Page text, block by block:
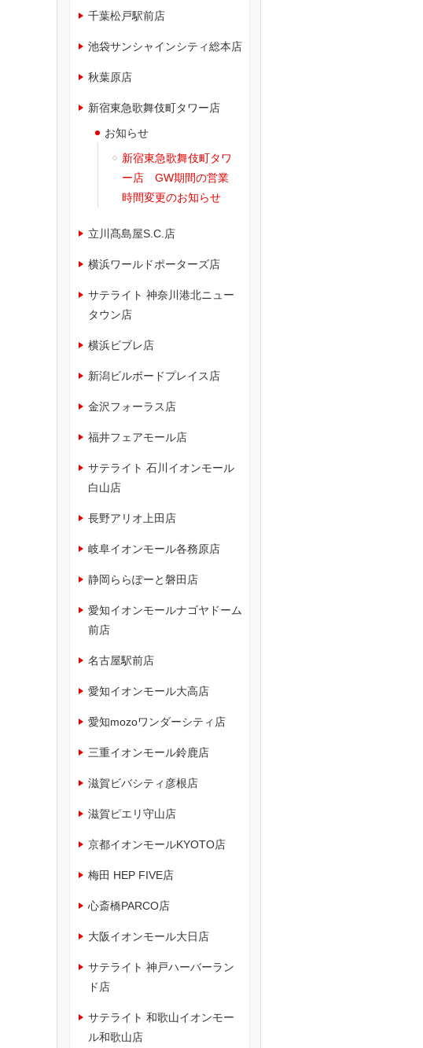
千葉松戸駅前店
池袋サンシャインシティ総本店
秋葉原店
新宿東急歌舞伎町タワー店
お知らせ
新宿東急歌舞伎町タワ
ー店 GW期間の営業
時間変更のお知らせ
立川髙島屋S.C.店
横浜ワールドポーターズ店
サテライト 神奈川港北ニュー
タウン店
横浜ビブレ店
新潟ビルボードプレイス店
金沢フォーラス店
福井フェアモール店
サテライト 石川イオンモール
白山店
長野アリオ上田店
岐阜イオンモール各務原店
静岡ららぽーと磐田店
愛知イオンモールナゴヤドーム
前店
名古屋駅前店
愛知イオンモール大高店
愛知mozoワンダーシティ店
三重イオンモール鈴鹿店
滋賀ビバシティ彦根店
滋賀ピエリ守山店
京都イオンモールKYOTO店
梅田 HEP FIVE店
心斎橋PARCO店
大阪イオンモール大日店
サテライト 神戸ハーバーラン
ド店
サテライト 和歌山イオンモー
ル和歌山店